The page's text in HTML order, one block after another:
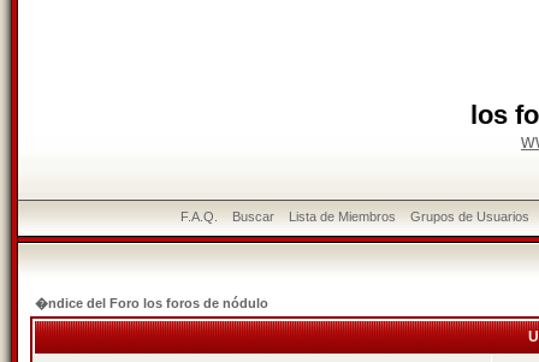
los
F.A.Q. Buscar Lista de Miembros Grupos de Usuarios
�ndice del Foro los foros de nódulo